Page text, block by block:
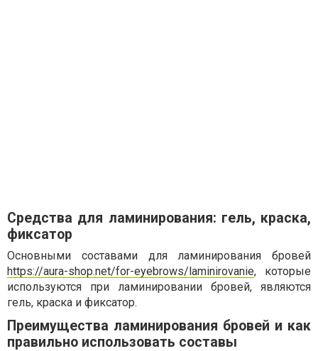
Средства для ламинирования: гель, краска,
фиксатор
Основными составами для ламинирования бровей
https://aura-shop.net/for-eyebrows/laminirovanie, которые
используются при ламинировании бровей, являются
гель, краска и фиксатор.
Преимущества ламинирования бровей и как
правильно использовать составы